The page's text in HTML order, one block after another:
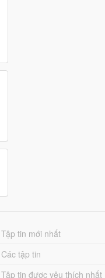
Tập tin mới nhất
Các tập tin
Tập tin được yêu thích nhất